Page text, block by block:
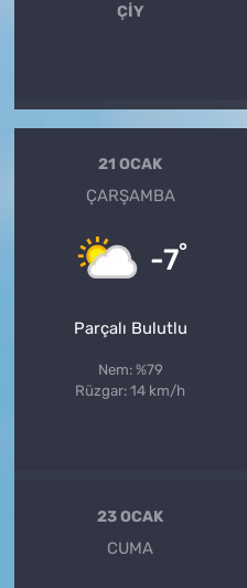
ÇIY
21 OCAK
ÇARŞAMBA
-7°
Parçalı Bulutlu
Nem: %79
Rüzgar: 14 km/h
23 OCAK
CUMA